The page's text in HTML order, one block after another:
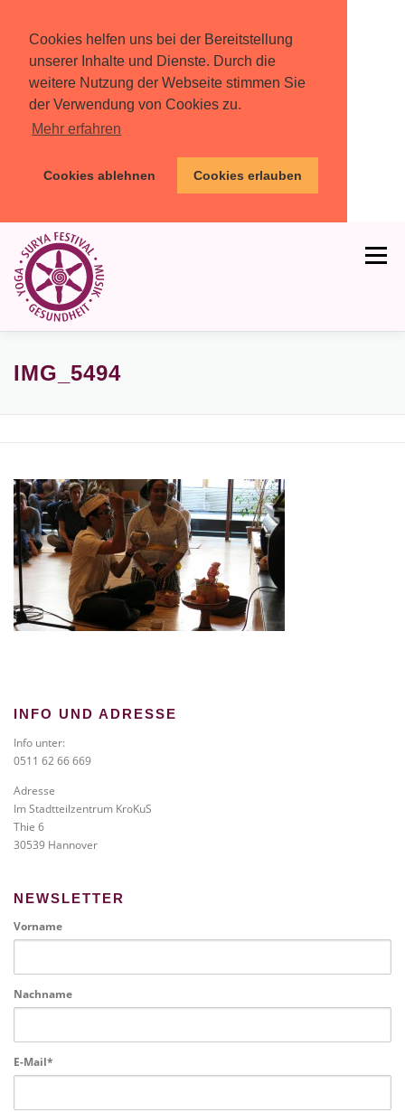
Cookies helfen uns bei der Bereitstellung
unserer Inhalte und Dienste. Durch die
weitere Nutzung der Webseite stimmen Sie
der Verwendung von Cookies zu.
Mehr erfahren
Cookies ablehnen Cookies erlauben
Inhalt
springen
Menü
HOME PROGRAMM
KONTAKT
IMG_5494
INFO UND ADRESSE
Info unter:
0511 62 66 669
Adresse
Im Stadtteilzentrum KroKuS
Thie 6
30539 Hannover
NEWSLETTER
Vorname
Nachname
E-Mail*